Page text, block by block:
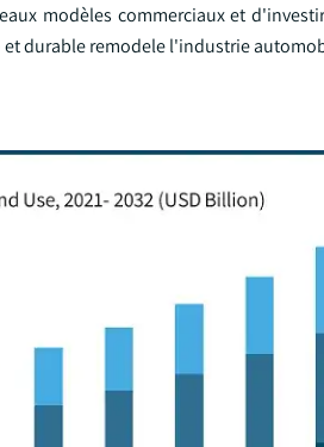
modèles commerciaux et
durable remodele l'industrie